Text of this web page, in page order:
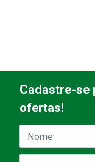
Cadastre-se
ofertas!